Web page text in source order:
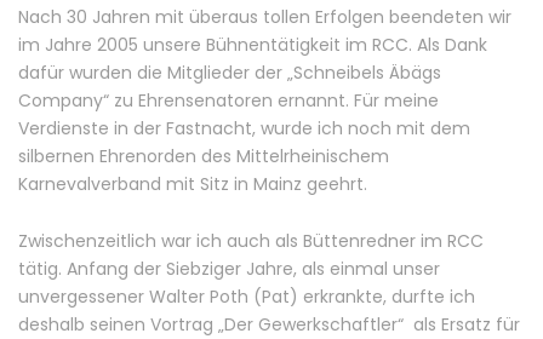
Nach 30 Jahren mit überaus tollen Erfolgen beendeten wir
im Jahre 2005 unsere Bühnentätigkeit im RCC. Als Dank
dafür wurden die Mitglieder der „Schneibels Äbägs
Company“ zu Ehrensenatoren ernannt. Für meine
Verdienste in der Fastnacht, wurde ich noch mit dem
silbernen Ehrenorden des Mittelrheinischem
Karnevalverband mit Sitz in Mainz geehrt.
Zwischenzeitlich war ich auch als Büttenredner im RCC
tätig. Anfang der Siebziger Jahre, als einmal unser
unvergessener Walter Poth (Pat) erkrankte, durfte ich
deshalb seinen Vortrag „Der Gewerkschaftler“ als Ersatz für